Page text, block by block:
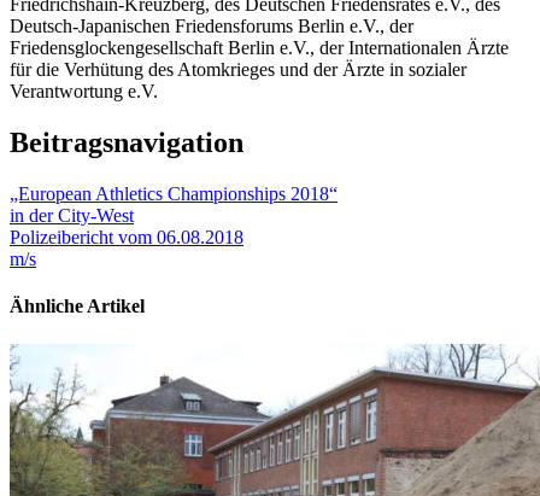
Friedrichshain-Kreuzberg, des Deutschen Friedensrates e.V., des
Deutsch-Japanischen Friedensforums Berlin e.V., der
Friedensglockengesellschaft Berlin e.V., der Internationalen Ärzte
für die Verhütung des Atomkrieges und der Ärzte in sozialer
Verantwortung e.V.
Beitragsnavigation
„European Athletics Championships 2018“
in der City-West
Polizeibericht vom 06.08.2018
m/s
Ähnliche Artikel